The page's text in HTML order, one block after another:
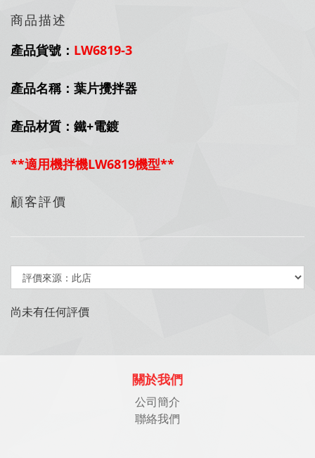
商品描述
產品貨號： LW6819-3
產品名稱：葉片攪拌器
產品材質：鐵+電鍍
**適用機拌機LW6819機型**
顧客評價
尚未有任何評價
關於我們
公司簡介
聯絡我們